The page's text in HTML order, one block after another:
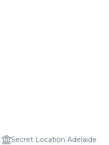
Secret Location Adelaide